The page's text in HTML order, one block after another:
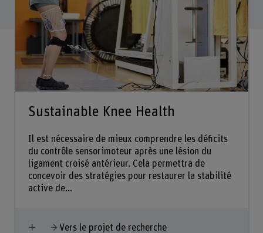
Sustainable Knee Health
Il est nécessaire de mieux comprendre les déficits
du contrôle sensorimoteur après une lésion du
ligament croisé antérieur. Cela permettra de
concevoir des stratégies pour restaurer la stabilité
active de...
Afficher plus
Vers le projet de recherche